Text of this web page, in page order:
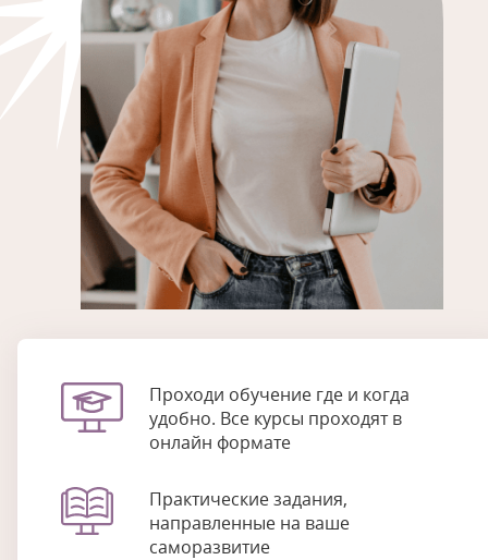
Проходи обучение где и когда
удобно. Все курсы проходят в
онлайн формате
Практические задания,
направленные на ваше
саморазвитие